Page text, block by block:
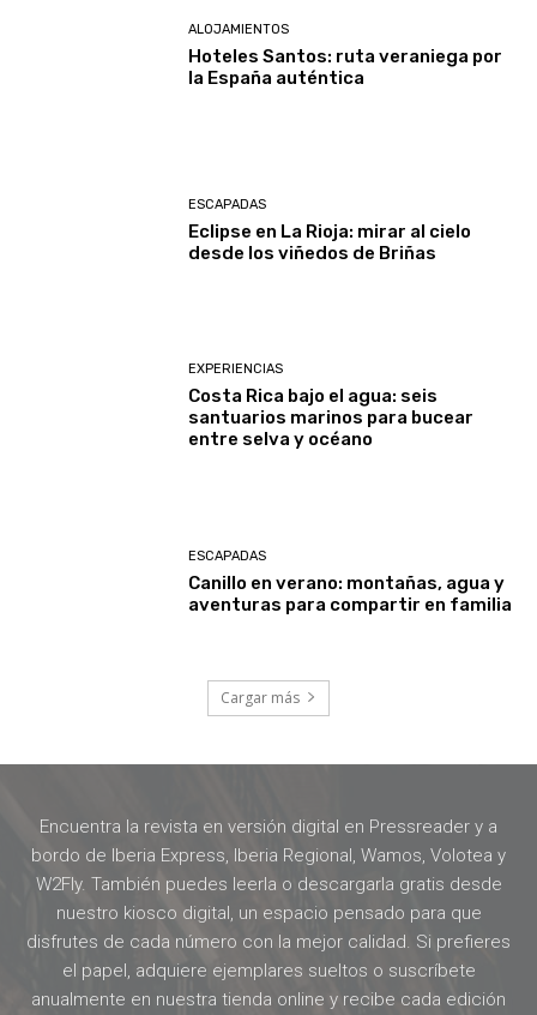
ALOJAMIENTOS
Hoteles Santos: ruta veraniega por
la España auténtica
ESCAPADAS
Eclipse en La Rioja: mirar al cielo
desde los viñedos de Briñas
EXPERIENCIAS
Costa Rica bajo el agua: seis
santuarios marinos para bucear
entre selva y océano
ESCAPADAS
Canillo en verano: montañas, agua y
aventuras para compartir en familia
Cargar más
Encuentra la revista en versión digital en Pressreader y a
bordo de Iberia Express, Iberia Regional, Wamos, Volotea y
W2Fly. También puedes leerla o descargarla gratis desde
nuestro kiosco digital, un espacio pensado para que
disfrutes de cada número con la mejor calidad. Si prefieres
el papel, adquiere ejemplares sueltos o suscríbete
anualmente en nuestra tienda online y recibe cada edición